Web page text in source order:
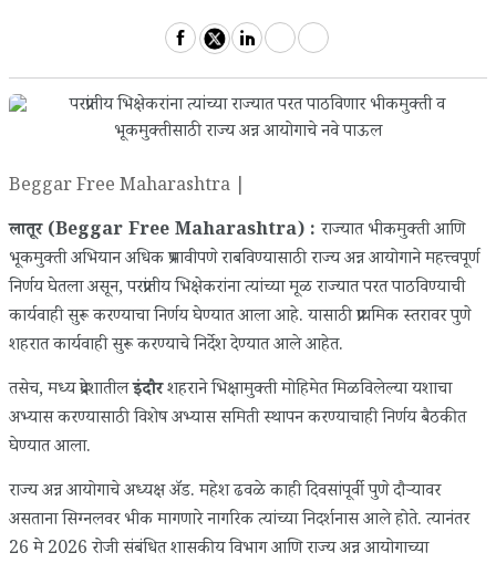
Beggar Free Maharashtra |
लातूर (Beggar Free Maharashtra) :राज्यात भीकमुक्ती आणि
भूकमुक्ती अभियान अधिक प्रभावीपणे राबविण्यासाठी राज्य अन्न आयोगाने महत्त्वपूर्ण
निर्णय घेतला असून, परप्रांतीय भिक्षेकरांना त्यांच्या मूळ राज्यात परत पाठविण्याची
कार्यवाही सुरू करण्याचा निर्णय घेण्यात आला आहे. यासाठी प्राथमिक स्तरावर पुणे
शहरात कार्यवाही सुरू करण्याचे निर्देश देण्यात आले आहेत.
तसेच, मध्य प्रदेशातीलइंदौरशहराने भिक्षामुक्ती मोहिमेत मिळविलेल्या यशाचा
अभ्यास करण्यासाठी विशेष अभ्यास समिती स्थापन करण्याचाही निर्णय बैठकीत
घेण्यात आला.
राज्य अन्न आयोगाचे अध्यक्ष ॲड. महेश ढवळे काही दिवसांपूर्वी पुणे दौऱ्यावर
असताना सिग्नलवर भीक मागणारे नागरिक त्यांच्या निदर्शनास आले होते. त्यानंतर
26 मे 2026 रोजी संबंधित शासकीय विभाग आणि राज्य अन्न आयोगाच्या